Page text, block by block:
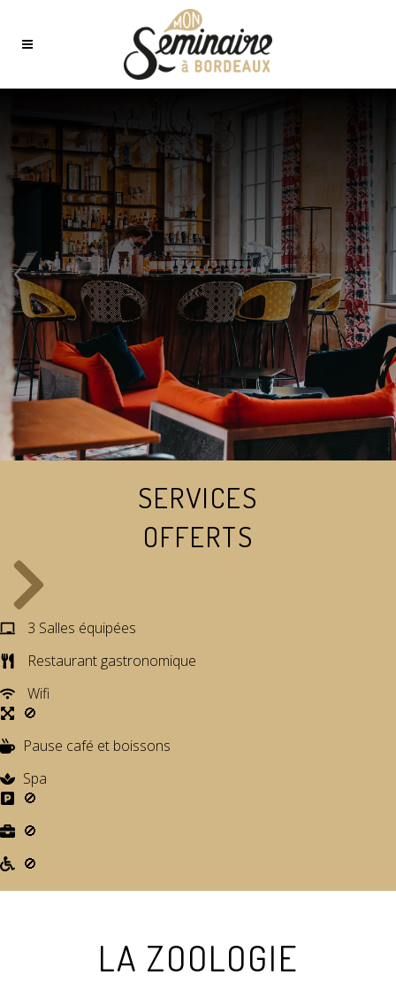
SERVICES
OFFERTS
3 Salles équipées
Restaurant gastronomique
Wifi
🚫
Pause café et boissons
Spa
🚫
🚫
🚫
LA ZOOLOGIE